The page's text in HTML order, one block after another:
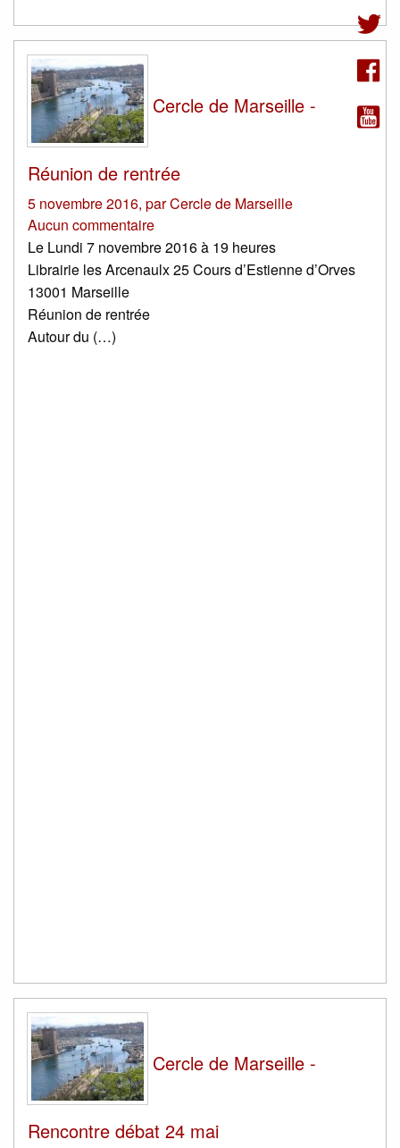
Cercle de Marseille -
Réunion de rentrée
5 novembre 2016, parCercle de Marseille
Aucun commentaire
Le Lundi 7 novembre 2016 à 19 heures
Librairie les Arcenaulx 25 Cours d’Estienne d’Orves
13001 Marseille
Réunion de rentrée
Autour du (…)
Cercle de Marseille -
Rencontre débat 24 mai